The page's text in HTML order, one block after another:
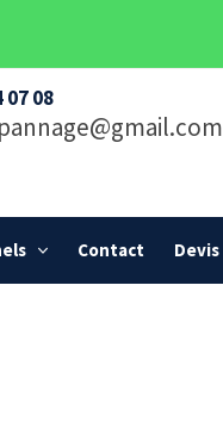
07 08
Contact Devis